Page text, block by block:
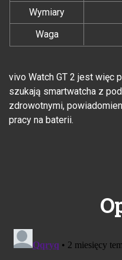
Wymiary
Waga
vivo Watch GT 2 jest więc
szukają smartwatcha z
zdrowotnymi,
pracy na baterii.